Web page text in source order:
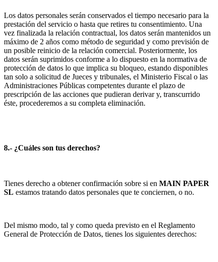
Los datos personales serán conservados el tiempo necesario para la
prestación del servicio o hasta que retires tu consentimiento. Una
vez finalizada la relación contractual, los datos serán mantenidos un
máximo de 2 años como método de seguridad y como previsión de
un posible reinicio de la relación comercial. Posteriormente, los
datos serán suprimidos conforme a lo dispuesto en la normativa de
protección de datos lo que implica su bloqueo, estando disponibles
tan solo a solicitud de Jueces y tribunales, el Ministerio Fiscal o las
Administraciones Públicas competentes durante el plazo de
prescripción de las acciones que pudieran derivar y, transcurrido
éste, procederemos a su completa eliminación.
8.- ¿Cuáles son tus derechos?
Tienes derecho a obtener confirmación sobre si en MAIN PAPER
SL estamos tratando datos personales que te conciernen, o no.
Del mismo modo, tal y como queda previsto en el Reglamento
General de Protección de Datos, tienes los siguientes derechos: